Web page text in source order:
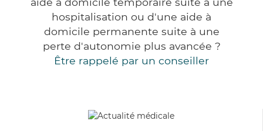
hospitalisation ou d'une aide à
domicile permanente suite à une
perte d'autonomie plus avancée ?
Être rappelé par un conseiller